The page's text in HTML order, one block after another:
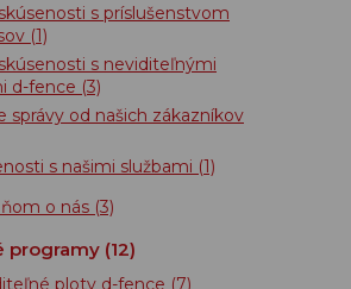
s príslušenstvom
(1)
s neviditeľnými
d-fence (3)
správy od našich zákazníkov
s našimi službami (1)
o nás (3)
programy (12)
ploty d-fence (7)